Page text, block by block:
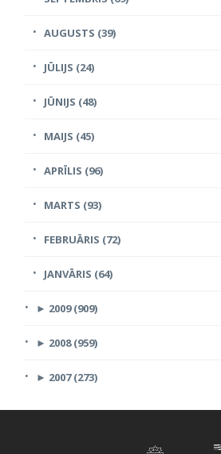
AUGUSTS (39)
JŪLIJS (24)
JŪNIJS (48)
MAIJS (45)
APRĪLIS (96)
MARTS (93)
FEBRUĀRIS (72)
JANVĀRIS (64)
► 2009 (909)
► 2008 (959)
► 2007 (273)